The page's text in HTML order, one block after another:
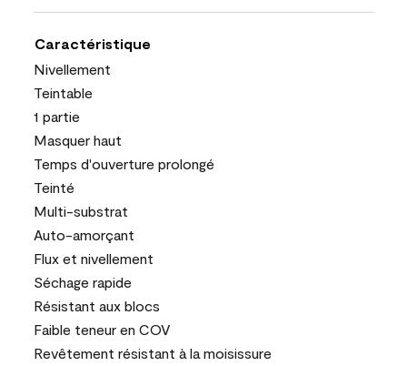
Caractéristique
Nivellement
Teintable
1 partie
Masquer haut
Temps d'ouverture prolongé
Teinté
Multi-substrat
Auto-amorçant
Flux et nivellement
Séchage rapide
Résistant aux blocs
Faible teneur en COV
Revêtement résistant à la moisissure